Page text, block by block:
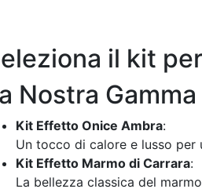
il kit
Nostra
Kit Effetto Onice Ambra:
Un tocco di calore e lusso
Kit Effetto Marmo di Carrara:
La bellezza classica del